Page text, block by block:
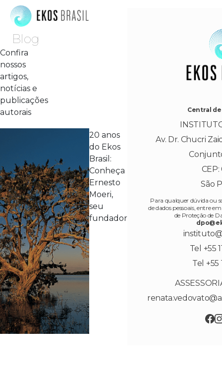
Blog
Confira
nossos
artigos,
notícias e
publicações
autorais
20 anos
do Ekos
Brasil:
Conheça
Ernesto
Moeri,
seu
fundador
Central
Av. Dr. Chucri
CEP:
São
Para qualquer dúvida ou
de dados pessoais, entre
de Proteção de
Tel +55
Tel +55